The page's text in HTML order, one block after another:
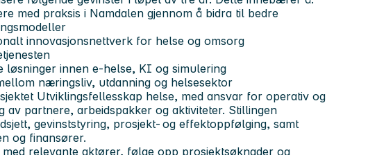
med praksis i Namdalen gjennom å bidra til bedre
innovasjonsnettverk for helse og omsorg
løsninger innen e-helse, KI og simulering
næringsliv, utdanning og helsesektor
Utviklingsfellesskap helse, med ansvar for operativ og
av partnere, arbeidspakker og aktiviteter. Stillingen
gevinststyring, prosjekt‑ og effektoppfølging, samt
og finansører.
relevante aktører, følge opp prosjektsøknader og